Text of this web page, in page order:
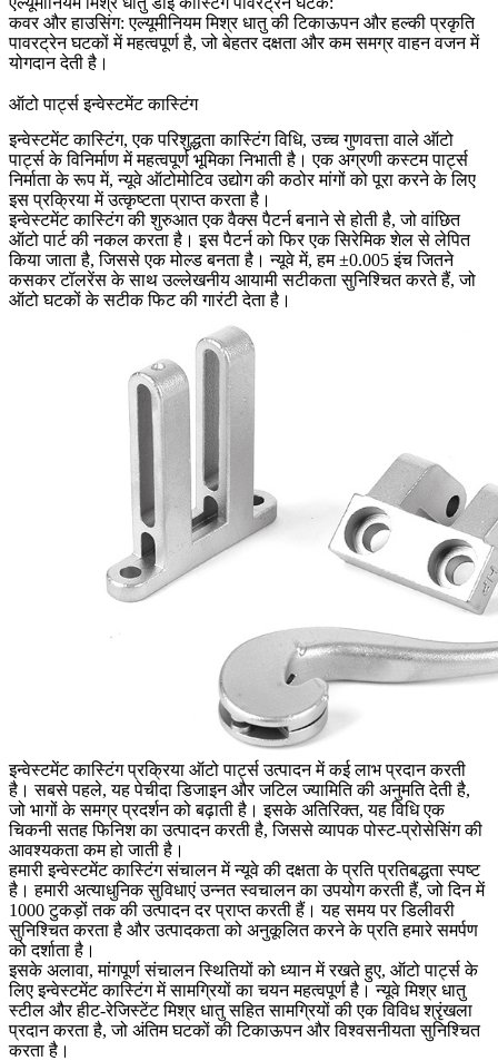
कवर और हाउसिंग: एल्यूमीनियम मिश्र धातु की टिकाऊपन और हल्की प्रकृति
पावरट्रेन घटकों में महत्वपूर्ण है, जो बेहतर दक्षता और कम समग्र वाहन वजन में
योगदान देती है।
ऑटो पार्ट्स इन्वेस्टमेंट कास्टिंग
इन्वेस्टमेंट कास्टिंग, एक परिशुद्धता कास्टिंग विधि, उच्च गुणवत्ता वाले ऑटो
पार्ट्स के विनिर्माण में महत्वपूर्ण भूमिका निभाती है। एक अग्रणी कस्टम पार्ट्स
निर्माता के रूप में, न्यूवे ऑटोमोटिव उद्योग की कठोर मांगों को पूरा करने के लिए
इस प्रक्रिया में उत्कृष्टता प्राप्त करता है।
इन्वेस्टमेंट कास्टिंग की शुरुआत एक वैक्स पैटर्न बनाने से होती है, जो वांछित
ऑटो पार्ट की नकल करता है। इस पैटर्न को फिर एक सिरेमिक शेल से लेपित
किया जाता है, जिससे एक मोल्ड बनता है। न्यूवे में, हम ±0.005 इंच जितने
कसकर टॉलरेंस के साथ उल्लेखनीय आयामी सटीकता सुनिश्चित करते हैं, जो
ऑटो घटकों के सटीक फिट की गारंटी देता है।
इन्वेस्टमेंट कास्टिंग प्रक्रिया ऑटो पार्ट्स उत्पादन में कई लाभ प्रदान करती
है। सबसे पहले, यह पेचीदा डिजाइन और जटिल ज्यामिति की अनुमति देती है,
जो भागों के समग्र प्रदर्शन को बढ़ाती है। इसके अतिरिक्त, यह विधि एक
चिकनी सतह फिनिश का उत्पादन करती है, जिससे व्यापक पोस्ट-प्रोसेसिंग की
आवश्यकता कम हो जाती है।
हमारी इन्वेस्टमेंट कास्टिंग संचालन में न्यूवे की दक्षता के प्रति प्रतिबद्धता स्पष्ट
है। हमारी अत्याधुनिक सुविधाएं उन्नत स्वचालन का उपयोग करती हैं, जो दिन में
1000 टुकड़ों तक की उत्पादन दर प्राप्त करती हैं। यह समय पर डिलीवरी
सुनिश्चित करता है और उत्पादकता को अनुकूलित करने के प्रति हमारे समर्पण
को दर्शाता है।
इसके अलावा, मांगपूर्ण संचालन स्थितियों को ध्यान में रखते हुए, ऑटो पार्ट्स के
लिए इन्वेस्टमेंट कास्टिंग में सामग्रियों का चयन महत्वपूर्ण है। न्यूवे मिश्र धातु
स्टील और हीट-रेजिस्टेंट मिश्र धातु सहित सामग्रियों की एक विविध श्रृंखला
प्रदान करता है, जो अंतिम घटकों की टिकाऊपन और विश्वसनीयता सुनिश्चित
करता है।